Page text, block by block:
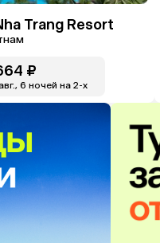
Trang Resort
₽
6 ночей на 2-x